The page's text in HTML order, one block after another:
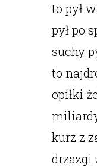
to pył
pył po
suchy
to
opiłki
kurz z
drzazgi